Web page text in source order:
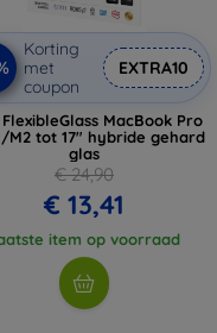
Korting
met
coupon
EXTRA10
MacBook Pro
M2 tot 17" hybride gehard
glas
€ 24,90
€ 13,41
item op voorraad